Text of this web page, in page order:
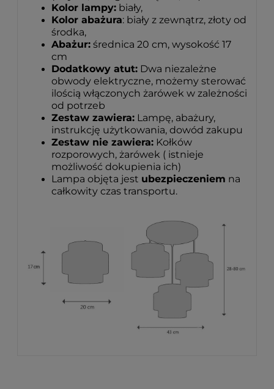
Kolor lampy: biały,
Kolor abażura: biały z zewnątrz, złoty od
środka,
Abażur: średnica 20 cm, wysokość 17
cm
Dodatkowy atut: Dwa niezależne
obwody elektryczne, możemy sterować
ilością włączonych żarówek w zależności
od potrzeb
Zestaw zawiera: Lampę, abażury,
instrukcję użytkowania, dowód zakupu
Zestaw nie zawiera: Kołków
rozporowych, żarówek ( istnieje
możliwość dokupienia ich)
Lampa objęta jest ubezpieczeniem na
całkowity czas transportu.